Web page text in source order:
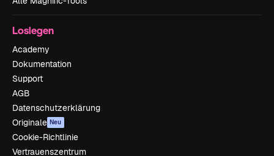
Loslegen
Academy
Dokumentation
Support
AGB
Datenschutzerklärung
Originale Neu
Cookie-Richtlinie
Vertrauenszentrum